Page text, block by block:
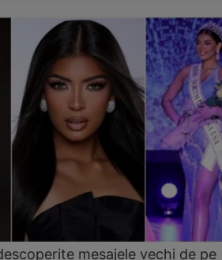
mesajele vechi de pe